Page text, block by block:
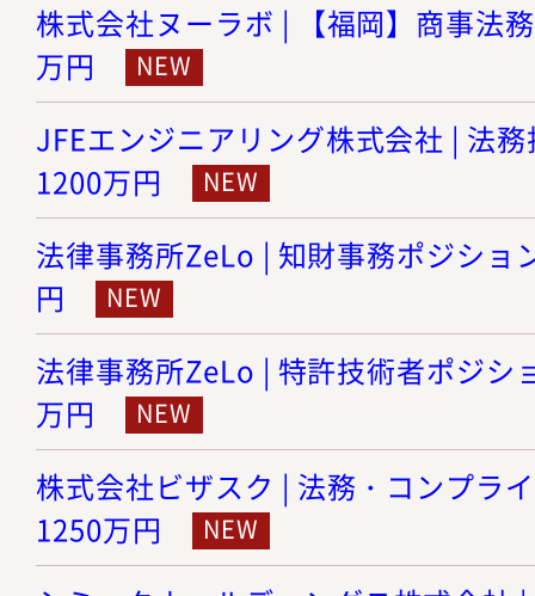
株式会社ヌーラボ | 【福岡】商事法
万円
JFEエンジニアリング株式会社 | 法
1200万円
法律事務所ZeLo | 知財事務ポジショ
円
法律事務所ZeLo | 特許技術者ポジシ
万円
株式会社ビザスク | 法務・コンプラ
1250万円